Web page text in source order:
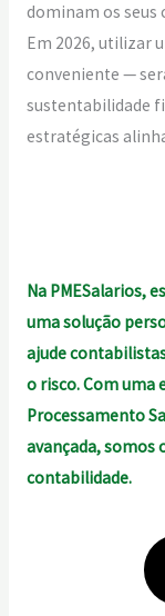
dominam os seus
Em 2026, utilizar
conveniente —
sustentabilidade
estratégicas
Na PMESalarios,
uma solução
ajude
o risco. Com uma
Processamento
avançada, somos
contabilidade.